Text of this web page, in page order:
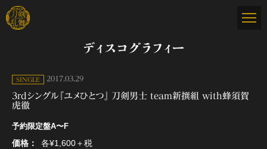
ディスコグラフィー
SINGLE 2017.03.29
3rdシングル『ユメひとつ』 刀剣男士 team新撰組 with蜂須賀
虎徹
予約限定盤A〜F
価格
各¥1,600＋税